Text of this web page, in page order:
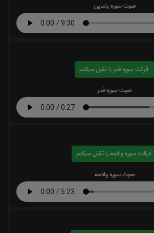
صوت سوره یاسین
قرائت سوره قدر را تقبل میکنم
صوت سوره قدر
قرائت سوره واقعه را تقبل میکنم
صوت سوره واقعه